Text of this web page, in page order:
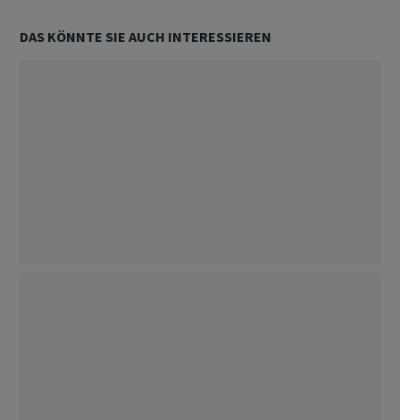
DAS KÖNNTE SIE AUCH INTERESSIEREN